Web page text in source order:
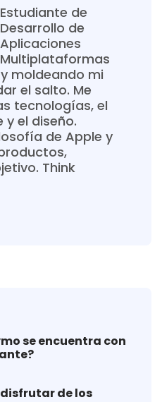
Estudiante de
Desarrollo de
Aplicaciones
Multiplataformas
moldeando mi
el salto. Me
tecnologías, el
el diseño.
de Apple y
Think
se encuentra con
de los